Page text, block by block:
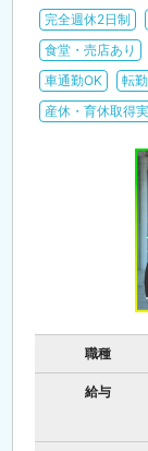
完全週休2日制
食堂・売店あり
車通勤OK
転
産休・育休取得
職種
給与